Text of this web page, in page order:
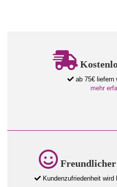
ab 75€ liefern
mehr
Freundlicher
Kundenzufriedenheit